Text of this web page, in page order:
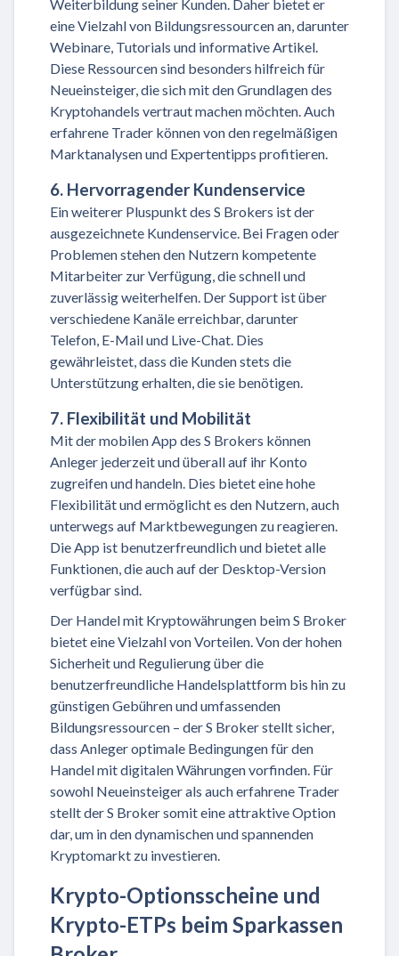
Weiterbildung seiner Kunden. Daher bietet er
eine Vielzahl von Bildungsressourcen an, darunter
Webinare, Tutorials und informative Artikel.
Diese Ressourcen sind besonders hilfreich für
Neueinsteiger, die sich mit den Grundlagen des
Kryptohandels vertraut machen möchten. Auch
erfahrene Trader können von den regelmäßigen
Marktanalysen und Expertentipps profitieren.
6. Hervorragender Kundenservice
Ein weiterer Pluspunkt des S Brokers ist der
ausgezeichnete Kundenservice. Bei Fragen oder
Problemen stehen den Nutzern kompetente
Mitarbeiter zur Verfügung, die schnell und
zuverlässig weiterhelfen. Der Support ist über
verschiedene Kanäle erreichbar, darunter
Telefon, E-Mail und Live-Chat. Dies
gewährleistet, dass die Kunden stets die
Unterstützung erhalten, die sie benötigen.
7. Flexibilität und Mobilität
Mit der mobilen App des S Brokers können
Anleger jederzeit und überall auf ihr Konto
zugreifen und handeln. Dies bietet eine hohe
Flexibilität und ermöglicht es den Nutzern, auch
unterwegs auf Marktbewegungen zu reagieren.
Die App ist benutzerfreundlich und bietet alle
Funktionen, die auch auf der Desktop-Version
verfügbar sind.
Der Handel mit Kryptowährungen beim S Broker
bietet eine Vielzahl von Vorteilen. Von der hohen
Sicherheit und Regulierung über die
benutzerfreundliche Handelsplattform bis hin zu
günstigen Gebühren und umfassenden
Bildungsressourcen – der S Broker stellt sicher,
dass Anleger optimale Bedingungen für den
Handel mit digitalen Währungen vorfinden. Für
sowohl Neueinsteiger als auch erfahrene Trader
stellt der S Broker somit eine attraktive Option
dar, um in den dynamischen und spannenden
Kryptomarkt zu investieren.
Krypto-Optionsscheine und
Krypto-ETPs beim Sparkassen